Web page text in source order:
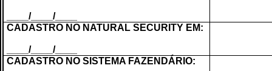
____/____/____
CADASTRO NO NATURAL SECURITY EM:
____/____/____
CADASTRO NO SISTEMA FAZENDÁRIO: